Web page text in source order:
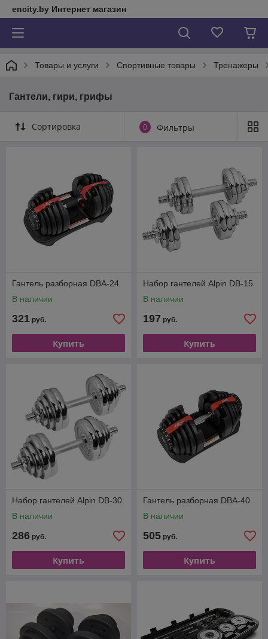
encity.by Интернет магазин
Товары и услуги Спортивные товары Тренажеры
Гантели, гири, грифы
Сортировка 0 Фильтры
Гантель разборная DBA-24
В наличии
321 руб.
Купить
Набор гантелей Alpin DB-15
В наличии
197 руб.
Купить
Набор гантелей Alpin DB-30
В наличии
286 руб.
Купить
Гантель разборная DBA-40
В наличии
505 руб.
Купить